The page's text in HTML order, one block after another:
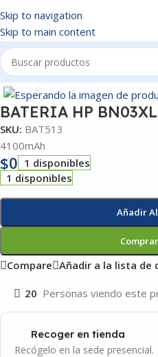
Skip to navigation
Skip to main content
Inicio/BATERIAS
Click to enlarge
BATERIA HP
SKU: BAT513
4100mAh
$0 1 disponibles
1 disponibles
Añadir
Compare Añadir a la lista de
20 Personas viendo este
Recoger en tienda
Recógelo en la sede presencial.